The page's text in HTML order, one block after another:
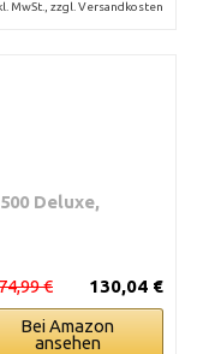
MwSt., zzgl. Versandkosten
Deluxe,
130,04 €
€
Bei Amazon
ansehen